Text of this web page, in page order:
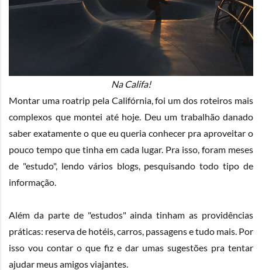
Na Califa!
Montar uma roatrip pela Califórnia, foi um dos roteiros mais
complexos que montei até hoje. Deu um trabalhão danado
saber exatamente o que eu queria conhecer pra aproveitar o
pouco tempo que tinha em cada lugar. Pra isso, foram meses
de "estudo", lendo vários blogs, pesquisando todo tipo de
informação.
Além da parte de "estudos" ainda tinham as providências
práticas: reserva de hotéis, carros, passagens e tudo mais. Por
isso vou contar o que fiz e dar umas sugestões pra tentar
ajudar meus amigos viajantes.